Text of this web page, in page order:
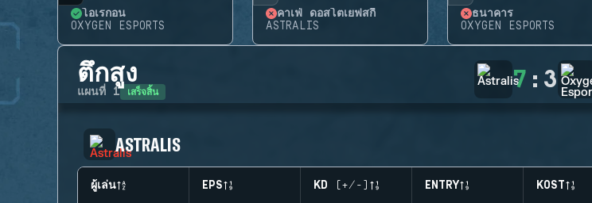
โอเรกอน
OXYGEN ESPORTS
คาเฟ่ ดอสโตเยฟสกี้
ASTRALIS
ธนาคาร
OXYGEN ESPORTS
ตึกสูง
แผนที่ 1 เสร็จสิ้น 7 : 3
ASTRALIS
ผู้เล่น EPS KD (+/-) ENTRY KOST